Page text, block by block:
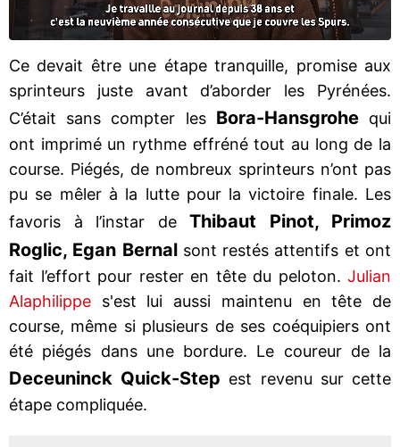
Ce devait être une étape tranquille, promise aux
sprinteurs juste avant d’aborder les Pyrénées.
C’était sans compter les Bora-Hansgrohequi
ont imprimé un rythme effréné tout au long de la
course. Piégés, de nombreux sprinteurs n’ont pas
pu se mêler à la lutte pour la victoire finale. Les
favoris à l’instar deThibaut Pinot, Primoz
Roglic, Egan Bernalsont restés attentifs et ont
fait l’effort pour rester en tête du peloton. Julian
Alaphilippe s'est lui aussi maintenu en tête de
course, même si plusieurs de ses coéquipiers ont
été piégés dans une bordure. Le coureur de la
Deceuninck Quick-Step est revenu sur cette
étape compliquée.